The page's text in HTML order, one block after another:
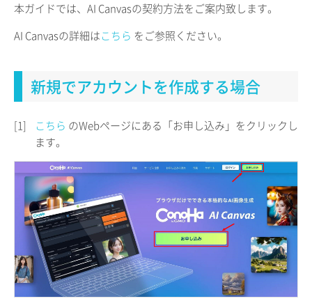
本ガイドでは、AI Canvasの契約方法をご案内致します。
AI Canvasの詳細はこちら をご参照ください。
新規でアカウントを作成する場合
[1] こちら のWebページにある「お申し込み」をクリックし
ます。